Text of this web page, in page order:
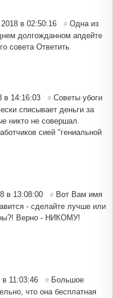
в 02:50:16 # Одна из
долгожданном апдейте
совета Ответить
в 14:16:03 # Советы убоги
списывает деньги за
никто не совершал.
сией "гениальной
в 13:08:00 # Вот Вам имя
- сделайте лучше или
Верно - НИКОМУ!
в 11:03:46 # Большое
что она бесплатная